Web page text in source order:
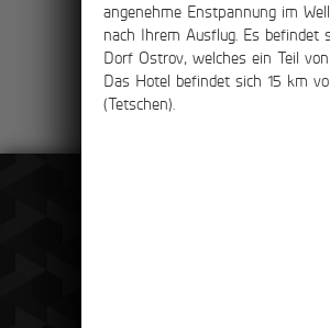
angenehme Enstpannung im
nach Ihrem Ausflug. Es befindet
Dorf Ostrov, welches ein Teil
Das Hotel befindet sich 15 km
(Tetschen).